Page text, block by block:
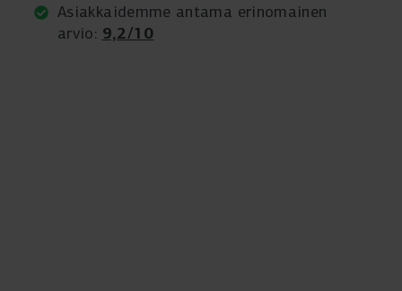
Asiakkaidemme antama erinomainen
arvio: 9,2/10